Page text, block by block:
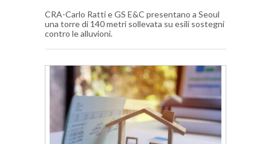
CRA-Carlo Ratti e GS E&C presentano a Seoul
una torre di 140 metri sollevata su esili sostegni
contro le alluvioni.